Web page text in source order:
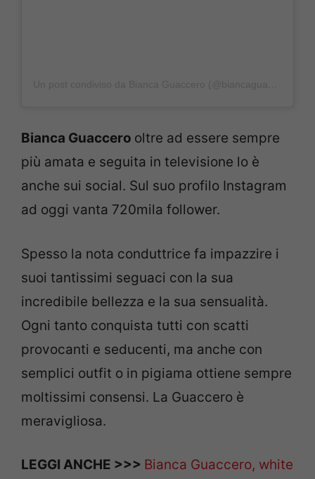
Bianca Guaccero oltre ad essere sempre
più amata e seguita in televisione lo è
anche sui social. Sul suo profilo Instagram
ad oggi vanta 720mila follower.
Spesso la nota conduttrice fa impazzire i
suoi tantissimi seguaci con la sua
incredibile bellezza e la sua sensualità.
Ogni tanto conquista tutti con scatti
provocanti e seducenti, ma anche con
semplici outfit o in pigiama ottiene sempre
moltissimi consensi. La Guaccero è
meravigliosa.
LEGGI ANCHE >>> Bianca Guaccero, white